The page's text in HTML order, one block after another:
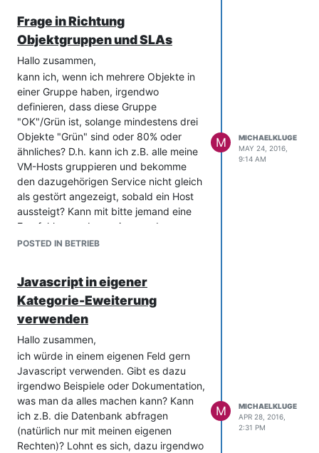
Frage in Richtung
Objektgruppen und SLAs
Hallo zusammen,
kann ich, wenn ich mehrere Objekte in
einer Gruppe haben, irgendwo
definieren, dass diese Gruppe
"OK"/Grün ist, solange mindestens drei
Objekte "Grün" sind oder 80% oder
ähnliches? D.h. kann ich z.B. alle meine
VM-Hosts gruppieren und bekomme
den dazugehörigen Service nicht gleich
als gestört angezeigt, sobald ein Host
aussteigt? Kann mit bitte jemand eine
Empfehlung geben, wie man das
abbildet?
POSTED IN BETRIEB
M
MICHAELKLUGE
MAY 24, 2016,
9:14 AM
Javascript in eigener
Kategorie-Eweiterung
verwenden
Hallo zusammen,
ich würde in einem eigenen Feld gern
Javascript verwenden. Gibt es dazu
irgendwo Beispiele oder Dokumentation,
was man da alles machen kann? Kann
ich z.B. die Datenbank abfragen
(natürlich nur mit meinen eigenen
Rechten)? Lohnt es sich, dazu irgendwo
M
MICHAELKLUGE
APR 28, 2016,
2:31 PM